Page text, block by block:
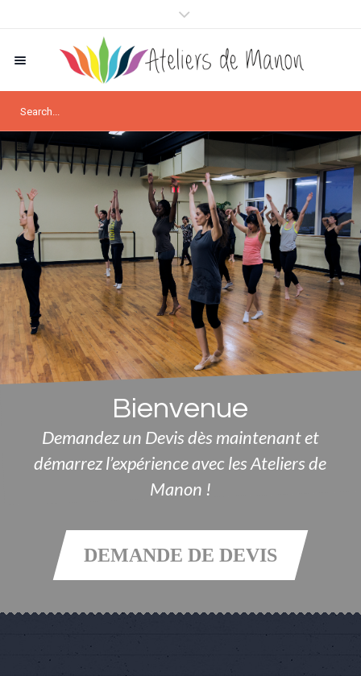
Bienvenue
Demandez un Devis dès maintenant et
démarrez l’expérience avec les Ateliers de
Manon !
DEMANDE DE DEVIS